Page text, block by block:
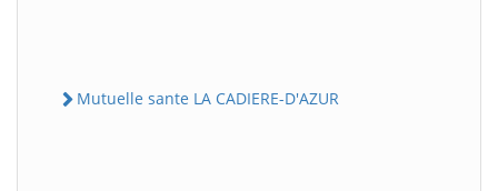
Mutuelle sante LA CADIERE-D'AZUR